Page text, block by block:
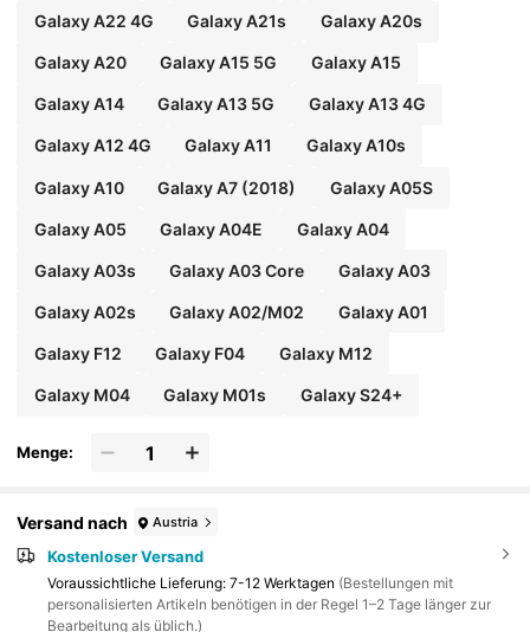
Galaxy A22 4G Galaxy A21s Galaxy A20s
Galaxy A20 Galaxy A15 5G Galaxy A15
Galaxy A14 Galaxy A13 5G Galaxy A13 4G
Galaxy A12 4G Galaxy A11 Galaxy A10s
Galaxy A10 Galaxy A7 (2018) Galaxy A05S
Galaxy A05 Galaxy A04E Galaxy A04
Galaxy A03s Galaxy A03 Core Galaxy A03
Galaxy A02s Galaxy A02/M02 Galaxy A01
Galaxy F12 Galaxy F04 Galaxy M12
Galaxy M04 Galaxy M01s Galaxy S24+
Menge:
Versand nach Austria
Kostenloser Versand
Voraussichtliche Lieferung: 7-12 Werktagen (Bestellungen mit
personalisierten Artikeln benötigen in der Regel 1–2 Tage länger zur
Bearbeitung als üblich.)